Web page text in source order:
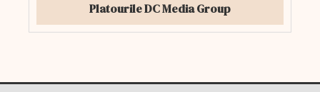
Platourile DC Media Group